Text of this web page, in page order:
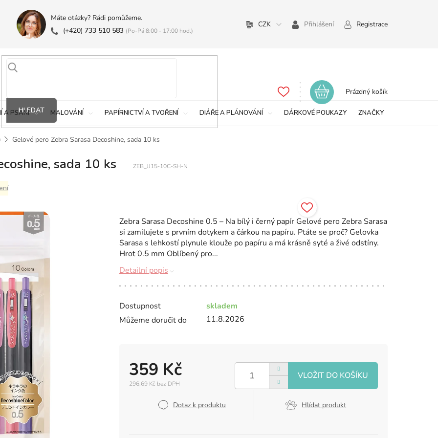
Máte otázky? Rádi pomůžeme.
(+420) 733 510 583 (Po-Pá 8:00 - 17:00 hod.)
CZK Přihlášení Registrace
HLEDAT
Nákupní
Prázdný košík
A PSANÍ MALOVÁNÍ PAPÍRNICTVÍ A TVOŘENÍ DIÁŘE A PLÁNOVÁNÍ DÁRKOVÉ POUKAZY ZNAČKY
Gelové pero Zebra Sarasa Decoshine, sada 10 ks
sada 10 ks ZEB_JJ15-10C-SH-N
Dostupnost
skladem
Můžeme doručit do
11.8.2026
359 Kč
296,69 Kč bez DPH
Dotaz k produktu Hlídat produkt
Zebra Sarasa Decoshine 0.5 – Na bílý i černý papír Gelové pero Zebra Sarasa
si zamilujete s prvním dotykem a čárkou na papíru. Ptáte se proč? Gelovka
Sarasa s lehkostí plynule klouže po papíru a má krásně syté a živé odstíny.
Hrot 0.5 mm Oblíbený pro...
Detailní popis